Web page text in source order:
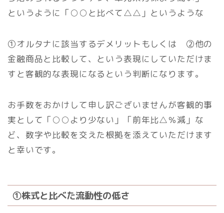
というように「○○と比べて△△」というような
①オルタナに該当するデメリットもしくは ②他の
金融商品と比較して、という表現にしていただけま
すと客観的な表現になるという判断になります。
お手数をおかけして申し訳ございませんが客観的事
実として「○○より少ない」「前年比△％減」な
ど、数字や比較を交えた根拠を添えていただけます
と幸いです。
①株式と比べた流動性の低さ